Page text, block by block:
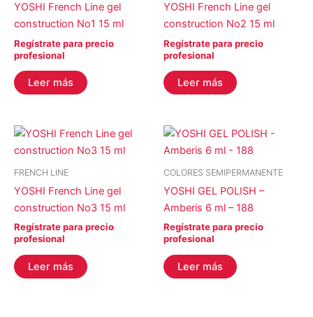
YOSHI French Line gel
construction No1 15 ml
Regístrate para precio
profesional
Leer más
YOSHI French Line gel
construction No2 15 ml
Regístrate para precio
profesional
Leer más
FRENCH LINE
YOSHI French Line gel
construction No3 15 ml
Regístrate para precio
profesional
Leer más
COLORES SEMIPERMANENTE
YOSHI GEL POLISH –
Amberis 6 ml – 188
Regístrate para precio
profesional
Leer más